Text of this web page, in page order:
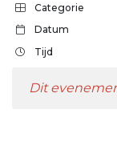
Categorie
Datum
Tijd
Dit